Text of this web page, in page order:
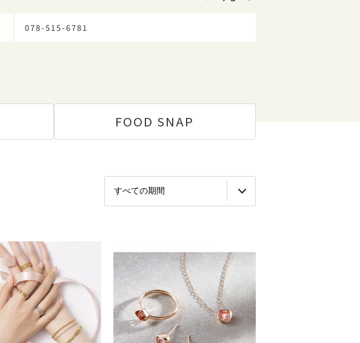
078-515-6781
FOOD SNAP